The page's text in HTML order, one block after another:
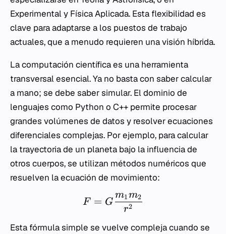
Experimental y Física Aplicada. Esta flexibilidad es
clave para adaptarse a los puestos de trabajo
actuales, que a menudo requieren una visión híbrida.
La computación científica es una herramienta
transversal esencial. Ya no basta con saber calcular
a mano; se debe saber simular. El dominio de
lenguajes como Python o C++ permite procesar
grandes volúmenes de datos y resolver ecuaciones
diferenciales complejas. Por ejemplo, para calcular
la trayectoria de un planeta bajo la influencia de
otros cuerpos, se utilizan métodos numéricos que
resuelven la ecuación de movimiento:
F = G
r2
m1m2
Esta fórmula simple se vuelve compleja cuando se